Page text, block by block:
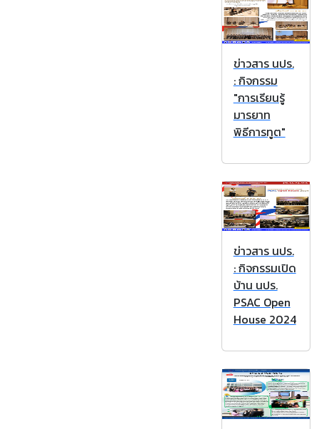
ข่าวสาร นปร.
: กิจกรรม
"การเรียนรู้
มารยาท
พิธีการทูต"
ข่าวสาร นปร.
: กิจกรรมเปิด
บ้าน นปร.
PSAC Open
House 2024